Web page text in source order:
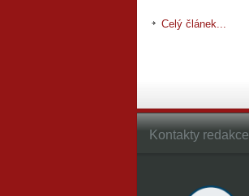
Celý článek...
Kontakty redakce